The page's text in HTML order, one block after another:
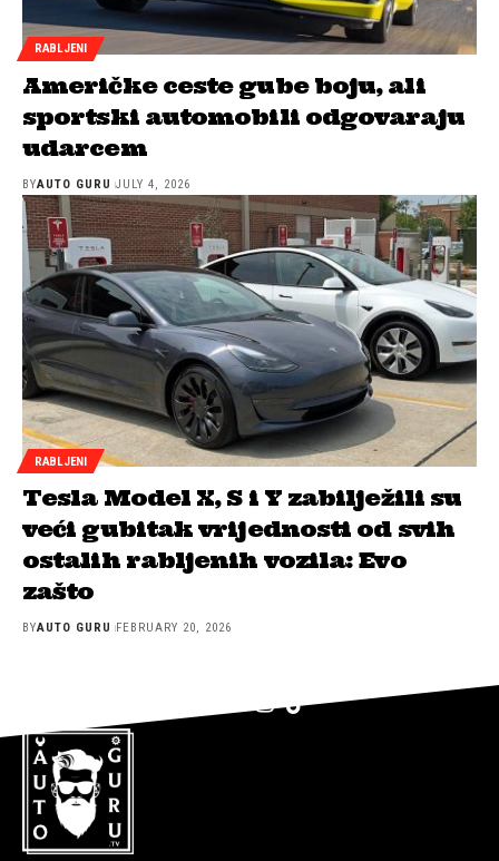
RABLJENI
Američke ceste gube boju, ali
sportski automobili odgovaraju
udarcem
BYAUTO GURU JULY 4, 2026
RABLJENI
Tesla Model X, S i Y zabilježili su
veći gubitak vrijednosti od svih
ostalih rabljenih vozila: Evo
zašto
BYAUTO GURU FEBRUARY 20, 2026